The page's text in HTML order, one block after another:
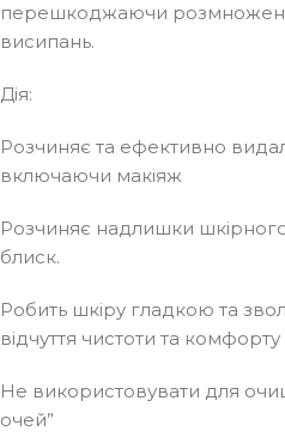
перешкоджаючи
висипань.
Дія:
Розчиняє та ефективно
включаючи макіяж
Розчиняє надлишки
блиск.
Робить шкіру гладкою та
відчуття чистоти та
Не використовувати для
очей”